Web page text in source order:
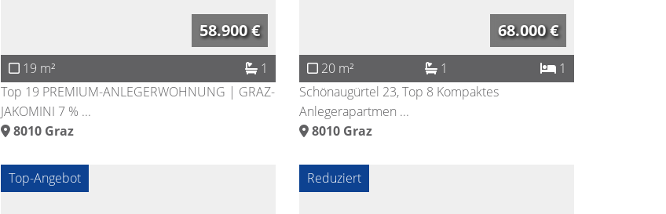
58.900 €
19 m²
1
Top 19 PREMIUM-ANLEGERWOHNUNG | GRAZ-
JAKOMINI 7 % ...
8010 Graz
68.000 €
20 m² 1
1
Schönaugürtel 23, Top 8 Kompaktes
Anlegerapartmen ...
8010 Graz
Top-Angebot Reduziert